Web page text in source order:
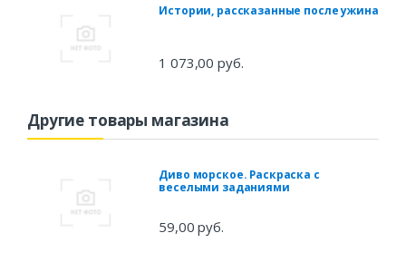
Истории, рассказанные после ужина
1 073,00 руб.
Другие товары магазина
Диво морское. Раскраска с
веселыми заданиями
59,00 руб.